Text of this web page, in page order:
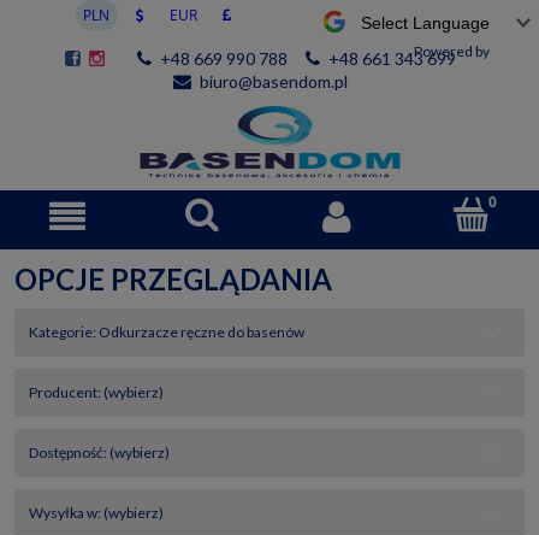
Powered by
+48 669 990 788
+48 661 343 699
biuro@basendom.pl
OPCJE PRZEGLĄDANIA
Kategorie: Odkurzacze ręczne do basenów
Producent: (wybierz)
Dostępność: (wybierz)
Wysyłka w: (wybierz)